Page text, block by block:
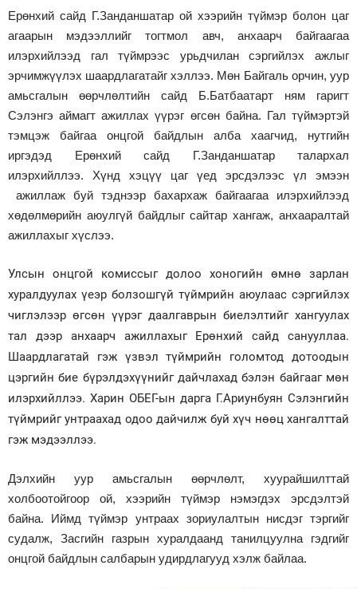
Ерөнхий сайд Г.Занданшатар ой хээрийн түймэр болон цаг
агаарын мэдээллийг тогтмол авч, анхаарч байгаагаа
илэрхийлээд гал түймрээс урьдчилан сэргийлэх ажлыг
эрчимжүүлэх шаардлагатайг хэллээ. Мөн Байгаль орчин, уур
амьсгалын өөрчлөлтийн сайд Б.Батбаатарт ням гаригт
Сэлэнгэ аймагт ажиллах үүрэг өгсөн байна. Гал түймэртэй
тэмцэж байгаа онцгой байдлын алба хаагчид, нутгийн
иргэдэд Ерөнхий сайд Г.Занданшатар талархал
илэрхийллээ. Хүнд хэцүү цаг үед эрсдэлээс үл эмээн
ажиллаж буй тэднээр бахархаж байгаагаа илэрхийлээд
хөдөлмөрийн аюулгүй байдлыг сайтар хангаж, анхааралтай
ажиллахыг хүслээ.
Улсын онцгой комиссыг долоо хоногийн өмнө зарлан
хуралдуулах үеэр болзошгүй түймрийн аюулаас сэргийлэх
чиглэлээр өгсөн үүрэг даалгаврын биелэлтийг хангуулах
тал дээр анхаарч ажиллахыг Ерөнхий сайд санууллаа.
Шаардлагатай гэж үзвэл түймрийн голомтод дотоодын
цэргийн бие бүрэлдэхүүнийг дайчлахад бэлэн байгааг мөн
илэрхийллээ. Харин ОБЕГ-ын дарга Г.Ариунбуян Сэлэнгийн
түймрийг унтраахад одоо дайчилж буй хүч нөөц хангалттай
гэж мэдээллээ.
Дэлхийн уур амьсгалын өөрчлөлт, хуурайшилттай
холбоотойгоор ой, хээрийн түймэр нэмэгдэх эрсдэлтэй
байна. Иймд түймэр унтраах зориулалтын нисдэг тэргийг
судалж, Засгийн газрын хуралдаанд танилцуулна гэдгийг
онцгой байдлын салбарын удирдлагууд хэлж байлаа.